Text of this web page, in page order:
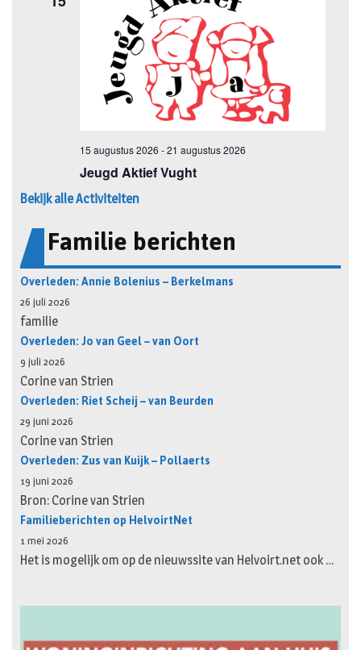
Bekijk alle Activiteiten
Familie berichten
Overleden: Annie Bolenius – Berkelmans
26 juli 2026
familie
Overleden: Jo van Geel – van Oort
9 juli 2026
Corine van Strien
Overleden: Riet Scheij – van Beurden
29 juni 2026
Corine van Strien
Overleden: Zus van Kuijk – Pollaerts
19 juni 2026
Bron: Corine van Strien
Familieberichten op HelvoirtNet
1 mei 2026
Het is mogelijk om op de nieuwssite van Helvoirt.net ook …